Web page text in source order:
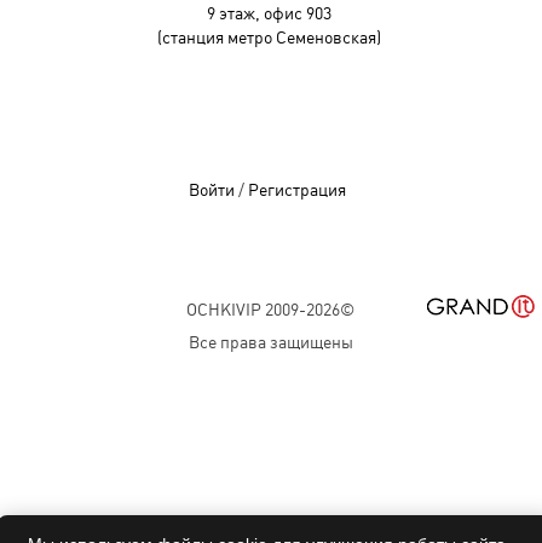
9 этаж, офис 903
(станция метро Семеновская)
Войти / Регистрация
OCHKIVIP 2009-2026©
Все права защищены